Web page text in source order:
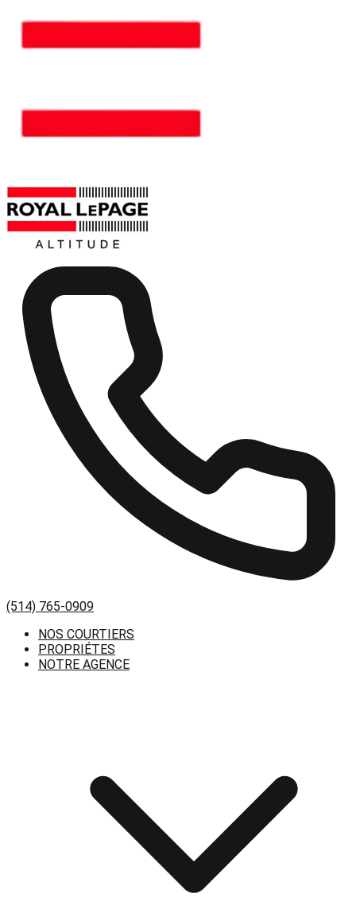
(514) 765-0909
NOS COURTIERS
PROPRIÉTES
NOTRE AGENCE